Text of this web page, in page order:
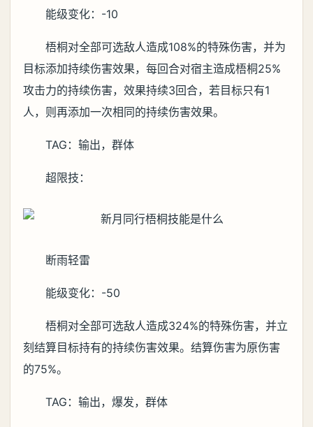
能级变化：-10
梧桐对全部可选敌人造成108%的特殊伤害，并为
目标添加持续伤害效果，每回合对宿主造成梧桐25%
攻击力的持续伤害，效果持续3回合，若目标只有1
人，则再添加一次相同的持续伤害效果。
TAG：输出，群体
超限技：
断雨轻雷
能级变化：-50
梧桐对全部可选敌人造成324%的特殊伤害，并立
刻结算目标持有的持续伤害效果。结算伤害为原伤害
的75%。
TAG：输出，爆发，群体